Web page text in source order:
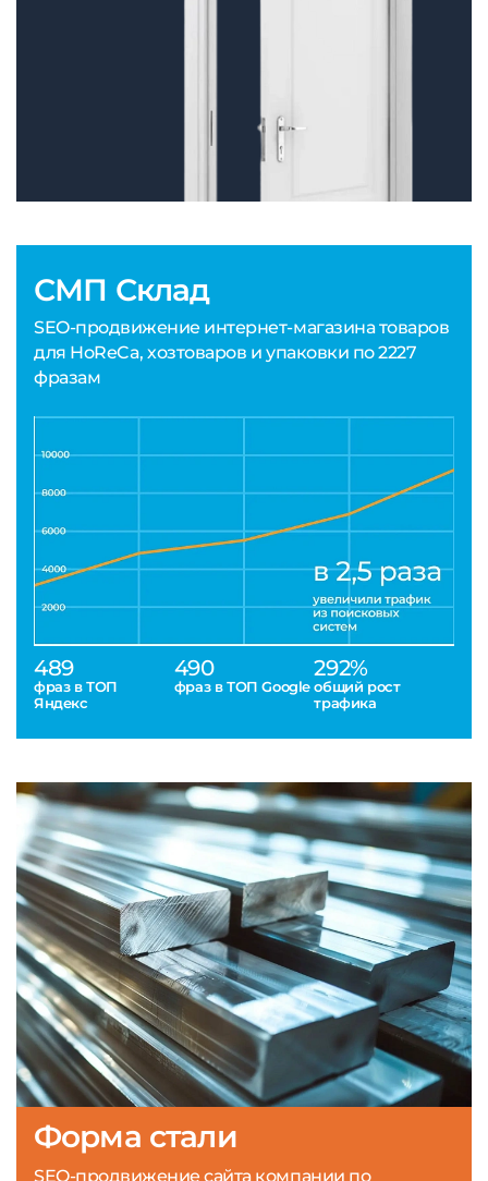
СМП Склад
SEO-продвижение интернет-магазина товаров
для HoReCa, хозтоваров и упаковки по 2227
фразам
489
фраз в ТОП
Яндекс
490
фраз в ТОП Google
292%
общий рост
трафика
Форма стали
SEO-продвижение сайта компании по